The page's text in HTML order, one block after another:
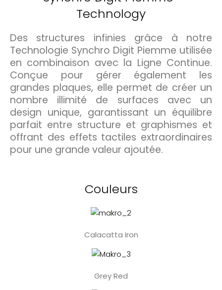
Technology
Des structures infinies grâce à notre
Technologie Synchro Digit Piemme utilisée
en combinaison avec la Ligne Continue.
Conçue pour gérer également les
grandes plaques, elle permet de créer un
nombre illimité de surfaces avec un
design unique, garantissant un équilibre
parfait entre structure et graphismes et
offrant des effets tactiles extraordinaires
pour une grande valeur ajoutée.
Couleurs
Calacatta Iron
Grey Red